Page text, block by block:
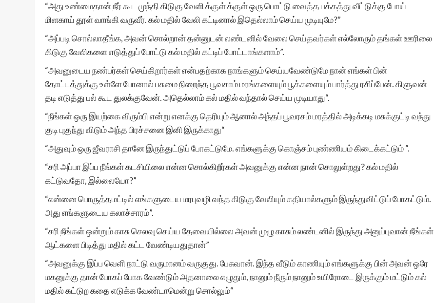
“அது உண்மைதான் நீர் கூட முந்தி கிடுகு வேளி க்குள் க்குள் ஒரு பொட்டு வைத்த பக்கத்து வீட்டுக்கு போய்
மிளகாய் தூள் வாங்கி வருவீர். கல் மதில் வேலி கட்டினால் இதெல்லாம் செய்ய முடியுமே?”
“அப்படி சொல்லாதீங்க, அவன் சொல்றான் தன்னுடன் லண்டனில் வேலை செய்தவர்கள் எல்லோரும் தங்கள் ஊரிலை
கிடுகு வேலிகளை எடுத்துப் போட்டு கல் மதில் கட்டிப் போட்டாங்களாம்”.
“அவனுடைய நண்பர்கள் செய்கிறார்கள் என்பதற்காக நாங்களும் செய்யவேண்டுமே நான் எங்கள் பின்
தோட்டத்துக்கு உள்ளே போனால் பசுமை நிறைந்த பூவசாம் மரங்களையும் பூக்களையும் பார்த்து ரசிப்பேன். கிளுவன்
தடி எடுத்து பல் கூட துலக்குவேன். அதெல்லாம் கல் மதில் வந்தால் செய்ய முடியாது“.
“நீங்கள் ஒரு இயற்கை விரும்பி என்று எனக்கு தெரியும் ஆனால் அந்தப் பூவரசம் மரத்தில் அடிக்கடி மசுக்குட்டி வந்து
குடி புகுந்து விடும் அந்த பிரச்சனை இனி இருக்காது“
“அதுவும் ஒரு ஜீவராசி தானே இருந்துட்டுப் போகட்டுமே. எங்களுக்கு கொஞ்சம் புண்ணியம் கிடைக்கட்டும் “.
“சரி அப்பா இப்ப நீங்கள் கடசியிலை என்ன சொல்கிறீர்கள் அவனுக்கு என்ன நான் சொலுள்றது? கல் மதில்
கட்டுவதோ, இல்லையோ?”
“என்னை பொருத்தமட்டில் எங்களுடைய மரபுவழி வந்த கிடுகு வேலியும் கதியால்களும் இருந்துவிட்டுப் போகட்டும்.
அது எங்களுடைய கலாச்சாரம்”.
“சரி நீங்கள் ஒன்றும் காசு செலவு செய்ய தேவையில்லை அவன் முழு காசும் லண்டனில் இருந்து அனுப்புவான் நீங்கள்
ஆட்களை பிடித்து மதில் கட்ட வேண்டியதுதான்”
“அவனுக்கு இப்ப வெளி நாட்டு வருமானம் வருகுது. பேசுவான். இந்த வீடும் காணியும் எங்களுக்கு பின் அவன் ஒரே
மகனுக்கு தான் போகப் போக வேண்டும் அதனாலை எழுதும், நானும் நீரும் நானும் உயிரோடை இருக்கும் மட்டும் கல்
மதில் கட்டுற கதை எடுக்க வேண்டாமென்று சொல்லும்“
அளப்பரியது. உலகெங்கிலும்
இருக்கும் தமிழர்களால்
இத்தளத்தின் உதவியால்
தான். கதைக்கு ஏற்ற
படத்தினை தேர்வு செய்து
தனி சிறப்பு. மீண்டும்
ஒருமுறை எனது மனமார்ந்த
கொள்கிறேன். நன்றிகளுடன்
இரா.கலைச்செல்வி.